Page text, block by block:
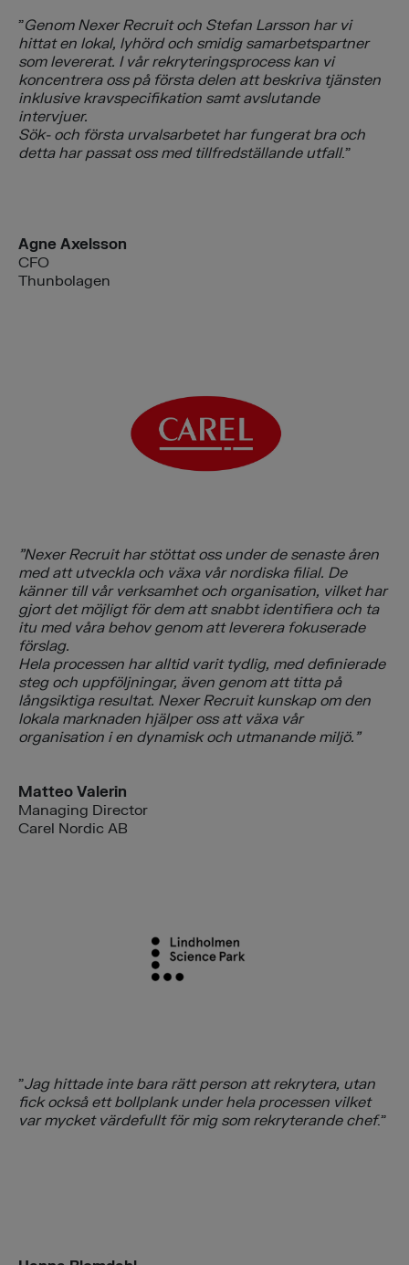
”Genom Nexer Recruit och Stefan Larsson har vi
hittat en lokal, lyhörd och smidig samarbetspartner
som levererat. I vår rekryteringsprocess kan vi
koncentrera oss på första delen att beskriva tjänsten
inklusive kravspecifikation samt avslutande
intervjuer.
Sök- och första urvalsarbetet har fungerat bra och
detta har passat oss med tillfredställande utfall.”
Agne Axelsson
CFO
Thunbolagen
”Nexer Recruit har stöttat oss under de senaste åren
med att utveckla och växa vår nordiska filial. De
känner till vår verksamhet och organisation, vilket har
gjort det möjligt för dem att snabbt identifiera och ta
itu med våra behov genom att leverera fokuserade
förslag.
Hela processen har alltid varit tydlig, med definierade
steg och uppföljningar, även genom att titta på
långsiktiga resultat. Nexer Recruit kunskap om den
lokala marknaden hjälper oss att växa vår
organisation i en dynamisk och utmanande miljö.”
Matteo Valerin
Managing Director
Carel Nordic AB
”Jag hittade inte bara rätt person att rekrytera, utan
fick också ett bollplank under hela processen vilket
var mycket värdefullt för mig som rekryterande chef.”